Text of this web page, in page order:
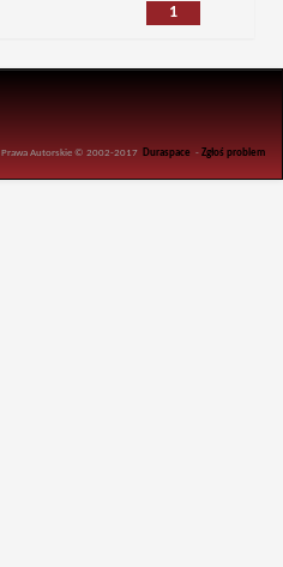
1
Prawa Autorskie © 2002-2017 Duraspace -Zgłoś problem